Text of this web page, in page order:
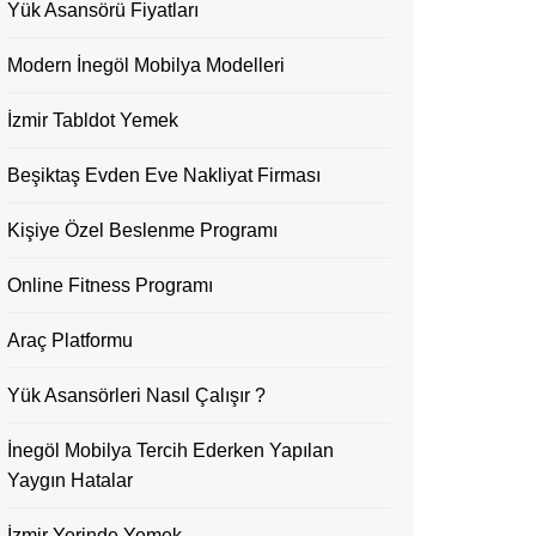
Yük Asansörü Fiyatları
Modern İnegöl Mobilya Modelleri
İzmir Tabldot Yemek
Beşiktaş Evden Eve Nakliyat Firması
Kişiye Özel Beslenme Programı
Online Fitness Programı
Araç Platformu
Yük Asansörleri Nasıl Çalışır ?
İnegöl Mobilya Tercih Ederken Yapılan
Yaygın Hatalar